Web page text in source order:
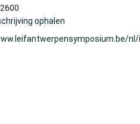
2600
ophalen
nl/